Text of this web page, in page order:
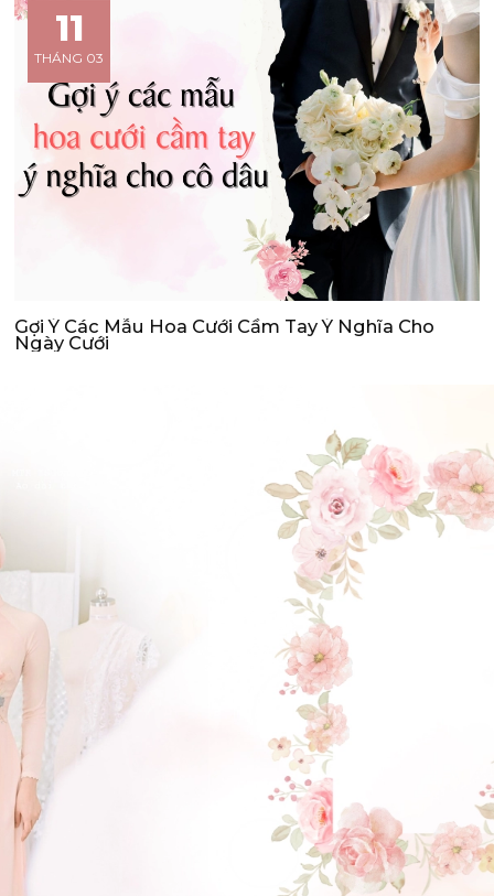
11
THÁNG 03
Gợi Ý Các Mẫu Hoa Cưới Cầm Tay Ý Nghĩa Cho
Ngày Cưới
ĐẶT LỊCH HẸN
GẬT ĐẦU NHÉ NÀNG !